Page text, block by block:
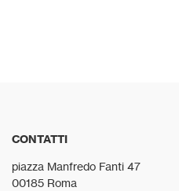
CONTATTI
piazza Manfredo Fanti 47
00185 Roma